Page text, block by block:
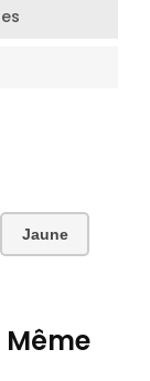
Jaune
Même